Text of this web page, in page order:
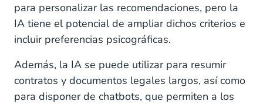
para personalizar las recomendaciones, pero la
IA tiene el potencial de ampliar dichos criterios e
incluir preferencias psicográficas.
Además, la IA se puede utilizar para resumir
contratos y documentos legales largos, así como
para disponer de chatbots, que permiten a los